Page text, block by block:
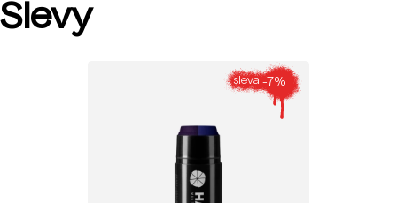
Slevy
sleva -7%